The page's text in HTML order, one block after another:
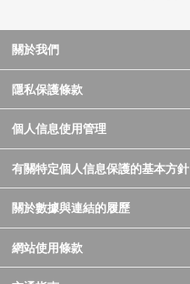
關於我們
隱私保護條款
個人信息使用管理
有關特定個人信息保護的基本方針
關於數據與連結的履歷
網站使用條款